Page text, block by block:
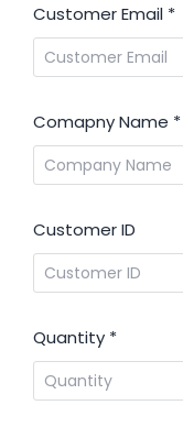
Customer Email *
Comapny Name *
Customer ID
Quantity *